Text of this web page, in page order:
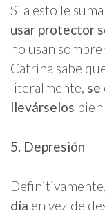
Si a esto le
usar protector
no usan
Catrina sabe
literalmente, se
llevárselos
5. Depresión
Definitivamente,
día en vez de